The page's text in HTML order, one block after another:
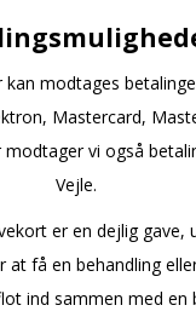
kan modtages
Mastercard,
modtager vi også
Vejle.
er en dejlig gave,
få en behandling
ind sammen med en